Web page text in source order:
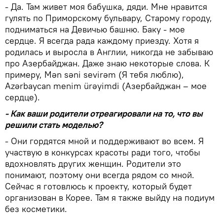
- Да. Там живет моя бабушка, дяди. Мне нравится
гулять по Приморскому бульвару, Старому городу,
подниматься на Девичью башню. Баку - мое
сердце. Я всегда рада каждому приезду. Хотя я
родилась и выросла в Англии, никогда не забываю
про Азербайджан. Даже знаю некоторые слова. К
примеру, Mən səni sevirəm (Я тебя люблю),
Azərbaycan menim ürəyimdi (Азербайджан – мое
сердце).
- Как ваши родители отреагировали на то, что вы
решили стать моделью?
- Они гордятся мной и поддерживают во всем. Я
участвую в конкурсах красоты ради того, чтобы
вдохновлять других женщин. Родители это
понимают, поэтому они всегда рядом со мной.
Сейчас я готовлюсь к проекту, который будет
организован в Корее. Там я также выйду на подиум
без косметики.